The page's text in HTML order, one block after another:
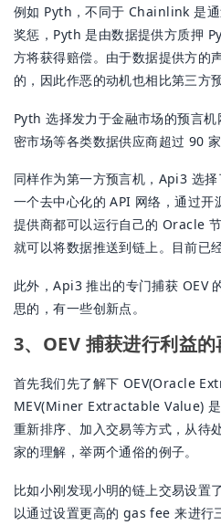
例如 Pyth，不同于 Chainlink 是
奖惩，Pyth 是由数据提供方质押
方将获得赔偿。由于数据提供方的
的，因此作恶的动机也相比第三方
Pyth 选择发力于金融市场的预言
密市场等各类数据供应商超过 90 家
同样作为第一方预言机，Api3 选
一个去中心化的 API 网络，通过
提供商都可以运行自己的 Oracle
就可以将数据推送到链上。目前已
此外，Api3 推出的专门捕获 OEV
思的，有一些创新点。
3、OEV 捕获进行利益
首先我们先了解下 OEV(Oracle
MEV(Miner Extractable Value)
重新排序、加入交易等方式，从待
家的理解，举两个通俗的例子。
比如小刚发现小明的链上交易设置
以通过设置更高的 gas fee 来进行